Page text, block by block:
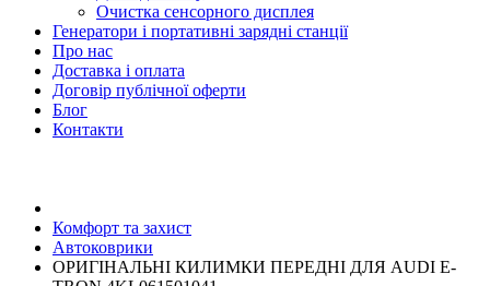
Очистка сенсорного дисплея
Генератори і портативні зарядні станції
Про нас
Доставка і оплата
Договір публічної оферти
Блог
Контакти
Комфорт та захист
Автоковрики
ОРИГІНАЛЬНІ КИЛИМКИ ПЕРЕДНІ ДЛЯ AUDI E-